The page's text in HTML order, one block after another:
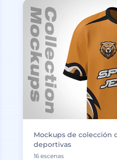
Mockups de colección
deportivas
16 escenas